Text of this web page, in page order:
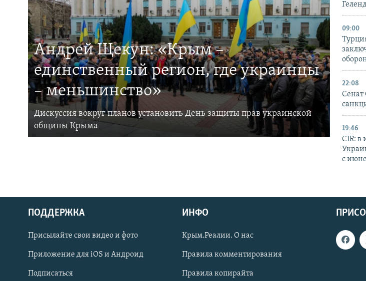
Українською
Qırımtatar
ПРИСОЕДИНЯЙТЕСЬ!
Андрей Щекун: «Крым –
единственный регион, где украинцы
– меньшинство»
Дискуссия вокруг планов установить День защиты прав украинской
общины Крыма
09:00
22:08
19:46
CIR: в
с
ПОДДЕРЖКА
Присылайте свои видео и фото
Приложение для iOS и Андроид
Подписаться
ИНФО
Крым.Реалии. О нас
Правила комментирования
Правила копирайта